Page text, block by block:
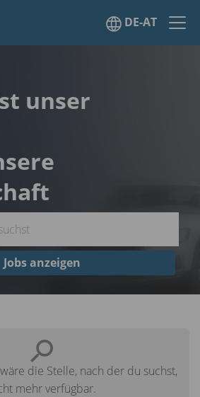
DE-AT
unser
Jobs anzeigen
die Stelle, nach der du suchst,
mehr verfügbar.